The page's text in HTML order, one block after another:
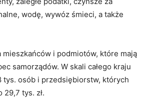
wodę, wywóz śmieci, a także
mieszkańców i podmiotów, które mają
samorządów. W skali całego kraju
tys. osób i przedsiębiorstw, których
29,7 tys. zł.